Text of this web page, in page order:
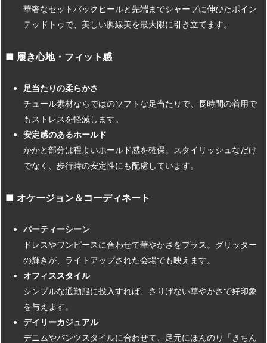
華奢なセットバックヒールと先端までシャープに伸びたポイン
テッドトゥで、美しい脚線美を最大限に引き立てます。
■ 履き心地・フィット感
足当たりの柔らかさ
チュール素材ならではのソフトな足当たりで、長時間の着用で
もストレスを軽減します。
安定感のあるホールド
かかと部分は程よいホールド感を確保。スタイリッシュなだけ
でなく、歩行時の安定性にも配慮しています。
■ オケージョン＆コーディネート
パーティーシーン
ドレスやワンピースに合わせて華やかさをプラス。グリッター
の輝きが、ライトアップされた会場でも映えます。
オフィススタイル
シンプルな通勤服に投入すれば、さりげない華やかさで好印象
を与えます。
デイリーカジュアル
デニムやパンツスタイルに合わせて、足元にほんのり「きちん